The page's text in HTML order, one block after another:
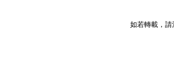
如若轉載，